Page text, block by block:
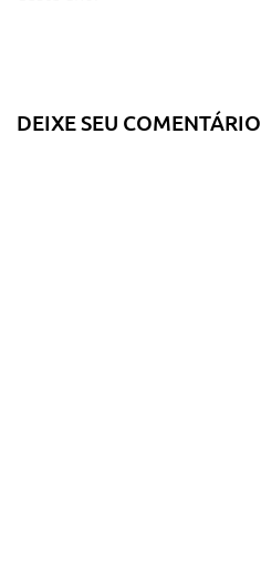
DEIXE SEU COMENTÁRIO